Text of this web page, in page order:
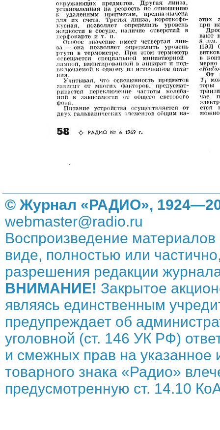
© Журнал «РАДИО»,
webmaster@radio.ru
Воспроизведение
виде, полностью или
разрешения редакции
ВНИМАНИЕ! Закрытое
являясь единственным
предупреждает об
уголовной (ст. 146 УК РФ)
и смежных прав на указанное
товарного знака «Радио»
предусмотренную ст. 14.10